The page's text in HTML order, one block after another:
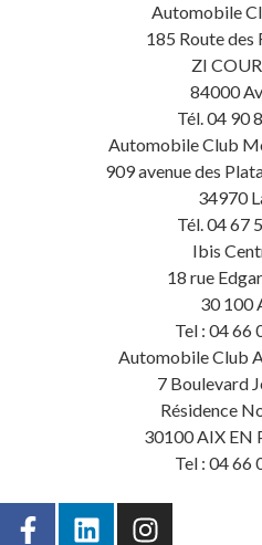
Automobile
185 Route des
ZI
84000
Tél. 04 90
Automobile Club
909 avenue des
34970
Tél. 04 67
Ibis
18 rue
30 100
Tel : 04 66
Automobile Club
7 Boulevard
Résidence
30100 AIX EN
Tel : 04 66